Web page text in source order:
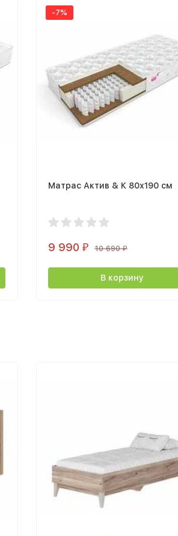
-7%
Матрас Актив & К 80х190 cм
9 990 ₽ 10 690₽
В корзину